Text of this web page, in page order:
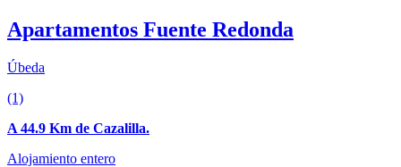
Apartamentos Fuente Redonda
Úbeda
(1)
A 44.9 Km de Cazalilla.
Alojamiento entero